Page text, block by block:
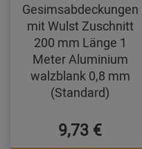
Gesimsabdeckungen
mit Wulst Zuschnitt
200 mm Länge 1
Meter Aluminium
walzblank 0,8 mm
(Standard)
9,73 €